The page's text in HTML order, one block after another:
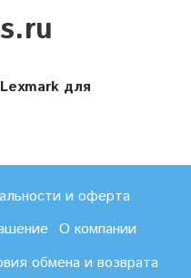
для
и оферта
О компании
обмена и возврата